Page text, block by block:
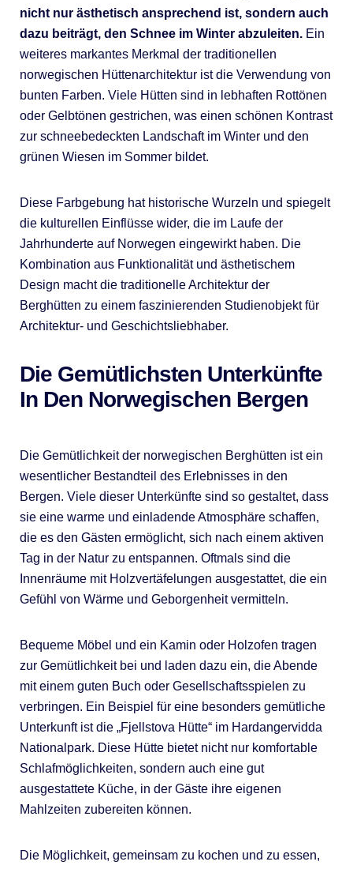
nicht nur ästhetisch ansprechend ist, sondern auch
dazu beiträgt, den Schnee im Winter abzuleiten.Ein
weiteres markantes Merkmal der traditionellen
norwegischen Hüttenarchitektur ist die Verwendung von
bunten Farben. Viele Hütten sind in lebhaften Rottönen
oder Gelbtönen gestrichen, was einen schönen Kontrast
zur schneebedeckten Landschaft im Winter und den
grünen Wiesen im Sommer bildet.
Diese Farbgebung hat historische Wurzeln und spiegelt
die kulturellen Einflüsse wider, die im Laufe der
Jahrhunderte auf Norwegen eingewirkt haben. Die
Kombination aus Funktionalität und ästhetischem
Design macht die traditionelle Architektur der
Berghütten zu einem faszinierenden Studienobjekt für
Architektur- und Geschichtsliebhaber.
Die Gemütlichsten Unterkünfte
In Den Norwegischen Bergen
Die Gemütlichkeit der norwegischen Berghütten ist ein
wesentlicher Bestandteil des Erlebnisses in den
Bergen. Viele dieser Unterkünfte sind so gestaltet, dass
sie eine warme und einladende Atmosphäre schaffen,
die es den Gästen ermöglicht, sich nach einem aktiven
Tag in der Natur zu entspannen. Oftmals sind die
Innenräume mit Holzvertäfelungen ausgestattet, die ein
Gefühl von Wärme und Geborgenheit vermitteln.
Bequeme Möbel und ein Kamin oder Holzofen tragen
zur Gemütlichkeit bei und laden dazu ein, die Abende
mit einem guten Buch oder Gesellschaftsspielen zu
verbringen. Ein Beispiel für eine besonders gemütliche
Unterkunft ist die „Fjellstova Hütte“ im Hardangervidda
Nationalpark. Diese Hütte bietet nicht nur komfortable
Schlafmöglichkeiten, sondern auch eine gut
ausgestattete Küche, in der Gäste ihre eigenen
Mahlzeiten zubereiten können.
Die Möglichkeit, gemeinsam zu kochen und zu essen,